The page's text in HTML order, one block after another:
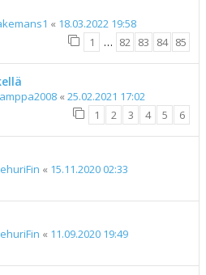
« 18.03.2022 19:58
1 … 82 83 84 85
« 25.02.2021 17:02
1 2 3 4 5 6
« 15.11.2020 02:33
« 11.09.2020 19:49